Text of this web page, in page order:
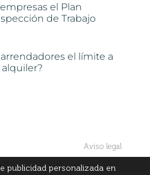
el Plan
de Trabajo
el límite a
Aviso legal
publicidad personalizada en